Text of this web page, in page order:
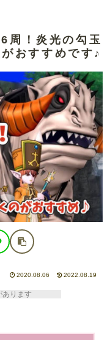
周！炎光の勾玉
おすすめです♪
2020.08.06 2022.08.19
があります